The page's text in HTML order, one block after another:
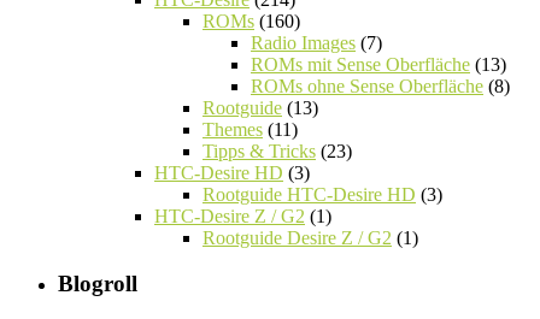
ROMs (160)
Radio Images (7)
ROMs mit Sense Oberfläche (13)
ROMs ohne Sense Oberfläche (8)
Rootguide (13)
Themes (11)
Tipps & Tricks (23)
HTC-Desire HD (3)
Rootguide HTC-Desire HD (3)
HTC-Desire Z / G2 (1)
Rootguide Desire Z / G2 (1)
Blogroll